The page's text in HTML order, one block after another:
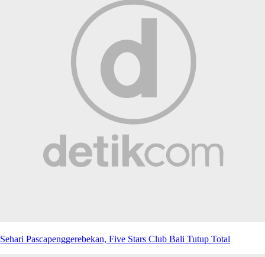
Sehari Pascapenggerebekan, Five Stars Club Bali Tutup Total